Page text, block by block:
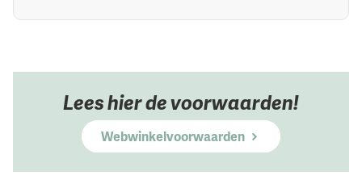
Lees hier de voorwaarden!
Webwinkelvoorwaarden